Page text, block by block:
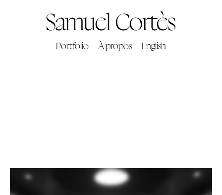
Samuel Cortès
Portfolio À propos English